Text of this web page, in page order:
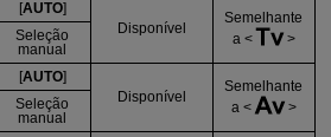
AUTO]
Disponível
Semelhante
a
Seleção
manual
AUTO]
Disponível
Semelhante
a
Seleção
manual